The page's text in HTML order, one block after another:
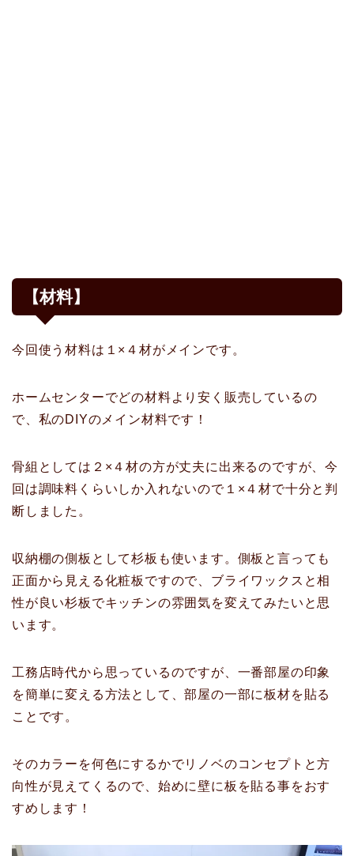
【材料】
今回使う材料は１×４材がメインです。
ホームセンターでどの材料より安く販売しているの
で、私のDIYのメイン材料です！
骨組としては２×４材の方が丈夫に出来るのですが、今
回は調味料くらいしか入れないので１×４材で十分と判
断しました。
収納棚の側板として杉板も使います。側板と言っても
正面から見える化粧板ですので、ブライワックスと相
性が良い杉板でキッチンの雰囲気を変えてみたいと思
います。
工務店時代から思っているのですが、一番部屋の印象
を簡単に変える方法として、部屋の一部に板材を貼る
ことです。
そのカラーを何色にするかでリノベのコンセプトと方
向性が見えてくるので、始めに壁に板を貼る事をおす
すめします！